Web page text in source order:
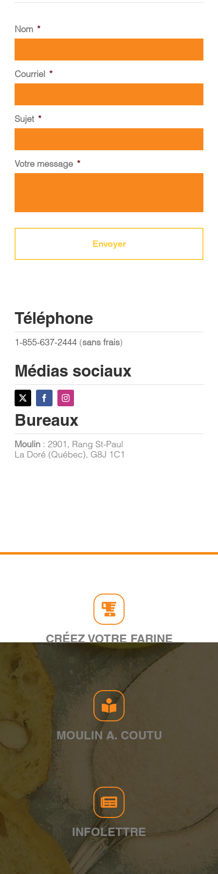
EN
Nom *
Courriel *
Sujet *
Votre message *
Téléphone
1-855-637-2444(sans frais)
Médias sociaux
Bureaux
Moulin : 2901, Rang St-Paul
La Doré (Québec), G8J 1C1
CRÉEZ VOTRE FARINE
MOULIN A. COUTU
INFOLETTRE